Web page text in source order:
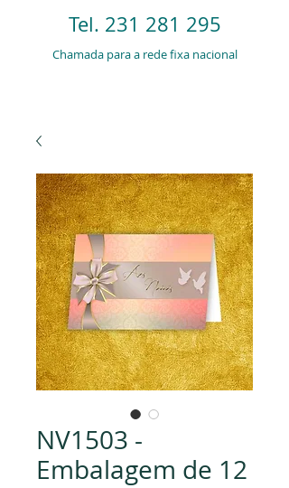
Tel. 231 281 295
Chamada para a rede fixa nacional
NV1503 -
Embalagem de 12